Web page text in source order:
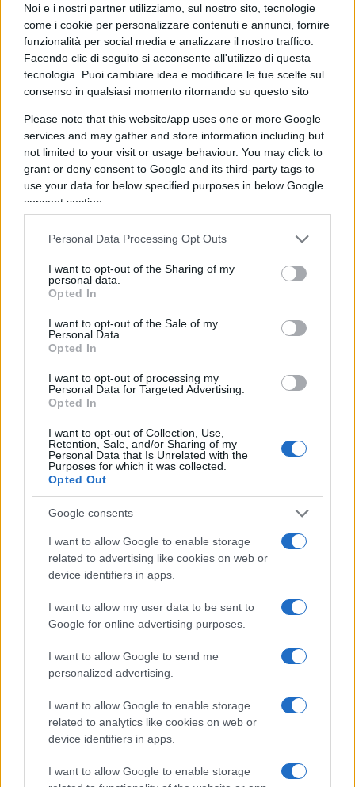
Noi e i nostri partner utilizziamo, sul nostro sito, tecnologie
come i cookie per personalizzare contenuti e annunci, fornire
funzionalità per social media e analizzare il nostro traffico.
Facendo clic di seguito si acconsente all'utilizzo di questa
tecnologia. Puoi cambiare idea e modificare le tue scelte sul
consenso in qualsiasi momento ritornando su questo sito
Please note that this website/app uses one or more Google
services and may gather and store information including but
not limited to your visit or usage behaviour. You may click to
grant or deny consent to Google and its third-party tags to
use your data for below specified purposes in below Google
consent section.
Personal Data Processing Opt Outs
I want to opt-out of the Sharing of my
personal data.
Opted In
I want to opt-out of the Sale of my
Personal Data.
Opted In
I want to opt-out of processing my
Personal Data for Targeted Advertising.
Opted In
I want to opt-out of Collection, Use,
Retention, Sale, and/or Sharing of my
Personal Data that Is Unrelated with the
Purposes for which it was collected.
Opted Out
Google consents
I want to allow Google to enable storage
related to advertising like cookies on web or
device identifiers in apps.
I want to allow my user data to be sent to
Google for online advertising purposes.
I want to allow Google to send me
personalized advertising.
I want to allow Google to enable storage
related to analytics like cookies on web or
device identifiers in apps.
I want to allow Google to enable storage
realizzazione dell’Osservatorio sulla Sicurezza
Internazionale, affidato dall’Ateneo al Professor
Alessandro Orsini, è giunto a scadenza da circa
due mesi e non verrà rinnovato. Per questa
ragione, i canali di comunicazione
dell’Osservatorio, incluso il sito internet ‘Sicurezza
internazionale’ da oggi non sono più attivi”, così si
legge nella nota diffusa alla stampa.
Non solo lo stop all’attività professionale ma,
potremmo azzardare, una vera e propria
censura
quale fa riferimento il comunicato targato Luiss,
era infatti diretto dal protagonista ed è, ad oggi,
inconsultabile.
Se è vero che il contratto del Professore era
scaduto da due mesi, è certamente curioso come
proprio adesso si siano resi conto del ritardo e
quindi abbiano deciso, da un giorno all’altro, di
farlo fuori.
La Luiss, vedendo la parata e cercando di evitare
scandali, già a pochi giorni dall’inizio della guerra
aveva dato un “avvertimento” a Orsini:“Piena
solidarietà al popolo ucraino, invitiamo chi ha
responsabilità di centri di eccellenza come
l’Osservatorio sulla Sicurezza internazionale ad
attenersi al rigore scientifico dei fatti , senza
lasciar spazio a pareri di carattere personale che
possano inficiare la reputazione dell’ateneo”.
Verrebbe da chiedersi, anzi da chiedere alla Luiss: